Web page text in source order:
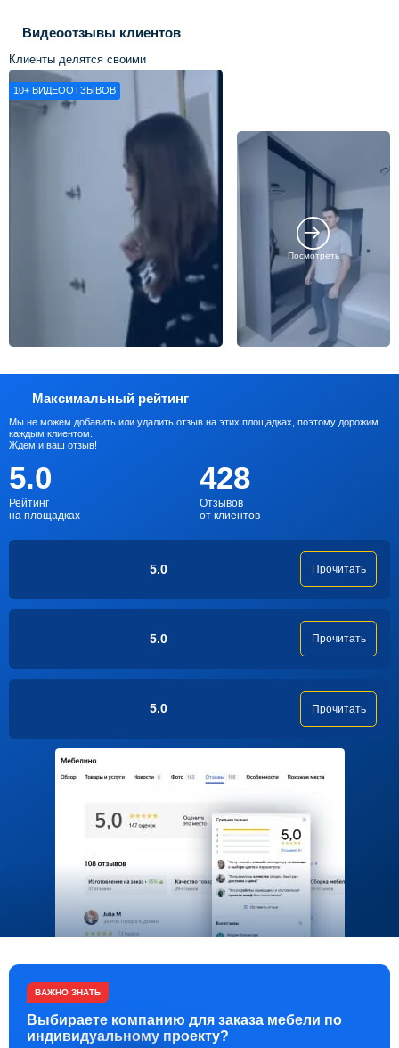
Видеоотзывы клиентов
Клиенты делятся своими
впечатлениями о нашей работе
10+ ВИДЕООТЗЫВОВ
Посмотреть
Максимальный рейтинг
Мы не можем добавить или удалить отзыв на этих площадках, поэтому дорожим
каждым клиентом.
Ждем и ваш отзыв!
5.0
Рейтинг
на площадках
428
Отзывов
от клиентов
5.0 Прочитать
5.0 Прочитать
5.0 Прочитать
ВАЖНО ЗНАТЬ
Выбираете компанию для заказа мебели по
индивидуальному проекту?